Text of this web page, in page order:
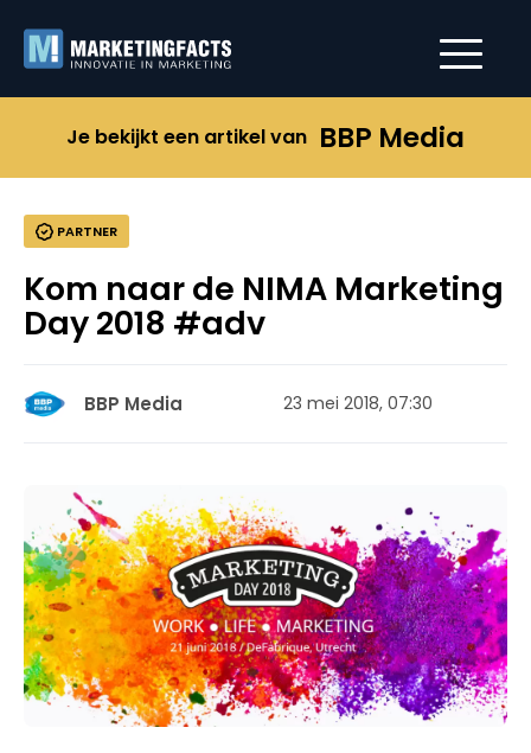
Je bekijkt een artikel van BBP Media
PARTNER
Kom naar de NIMA Marketing
Day 2018 #adv
BBP Media 23 mei 2018, 07:30